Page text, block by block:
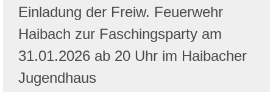
Einladung der Freiw. Feuerwehr
Haibach zur Faschingsparty am
31.01.2026 ab 20 Uhr im Haibacher
Jugendhaus